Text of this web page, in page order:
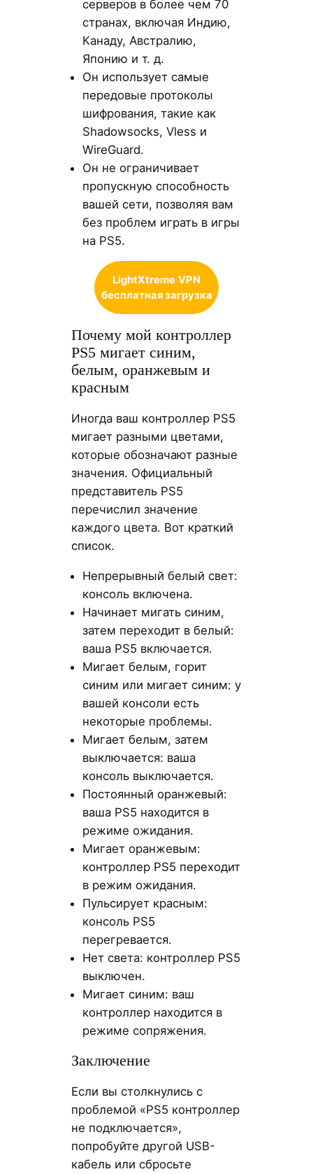
серверов в более чем 70
странах, включая Индию,
Канаду, Австралию,
Японию и т. д.
Он использует самые
передовые протоколы
шифрования, такие как
Shadowsocks, Vless и
WireGuard.
Он не ограничивает
пропускную способность
вашей сети, позволяя вам
без проблем играть в игры
на PS5.
LightXtreme VPN
бесплатная загрузка
Почему мой контроллер
PS5 мигает синим,
белым, оранжевым и
красным
Иногда ваш контроллер PS5
мигает разными цветами,
которые обозначают разные
значения. Официальный
представитель PS5
перечислил значение
каждого цвета. Вот краткий
список.
Непрерывный белый свет:
консоль включена.
Начинает мигать синим,
затем переходит в белый:
ваша PS5 включается.
Мигает белым, горит
синим или мигает синим: у
вашей консоли есть
некоторые проблемы.
Мигает белым, затем
выключается: ваша
консоль выключается.
Постоянный оранжевый:
ваша PS5 находится в
режиме ожидания.
Мигает оранжевым:
контроллер PS5 переходит
в режим ожидания.
Пульсирует красным:
консоль PS5
перегревается.
Нет света: контроллер PS5
выключен.
Мигает синим: ваш
контроллер находится в
режиме сопряжения.
Заключение
Если вы столкнулись с
проблемой «PS5 контроллер
не подключается»,
попробуйте другой USB-
кабель или сбросьте